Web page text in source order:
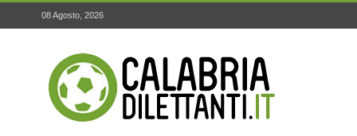
08 Agosto, 2026